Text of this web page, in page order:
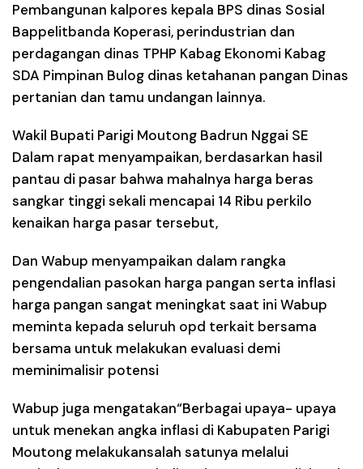
Pembangunan kalpores kepala BPS dinas Sosial
Bappelitbanda Koperasi, perindustrian dan
perdagangan dinas TPHP Kabag Ekonomi Kabag
SDA Pimpinan Bulog dinas ketahanan pangan Dinas
pertanian dan tamu undangan lainnya.
Wakil Bupati Parigi Moutong Badrun Nggai SE
Dalam rapat menyampaikan, berdasarkan hasil
pantau di pasar bahwa mahalnya harga beras
sangkar tinggi sekali mencapai 14 Ribu perkilo
kenaikan harga pasar tersebut,
Dan Wabup menyampaikan dalam rangka
pengendalian pasokan harga pangan serta inflasi
harga pangan sangat meningkat saat ini Wabup
meminta kepada seluruh opd terkait bersama
bersama untuk melakukan evaluasi demi
meminimalisir potensi
Wabup juga mengatakan“Berbagai upaya- upaya
untuk menekan angka inflasi di Kabupaten Parigi
Moutong melakukansalah satunya melalui